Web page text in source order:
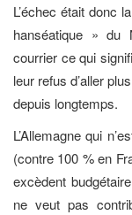
L’échec était donc
hanséatique » du
courrier ce qui
leur refus d’aller
depuis longtemps.
L’Allemagne qui
(contre 100 % en
excèdent
ne veut pas